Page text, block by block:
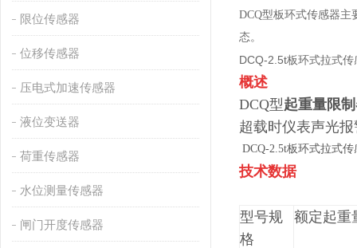
限位传感器
位移传感器
压电式加速传感器
液位变送器
荷重传感器
水位测量传感器
闸门开度传感器
DCQ型板环式传感器
态。
DCQ-2.5t板环式拉式传
概述
DCQ型起重量限
超载时仪表声光
DCQ-2.5t板环式拉式
技术数据
型号规
格
额定起重